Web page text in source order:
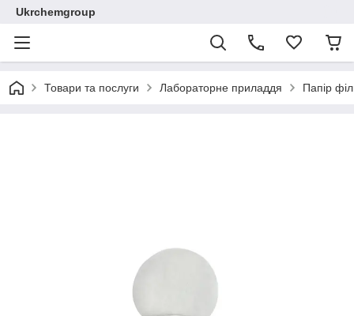
Ukrchemgroup
Товари та послуги Лабораторне приладдя Папір